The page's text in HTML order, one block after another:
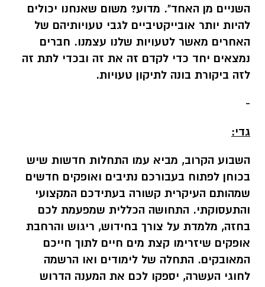
השניים מן האחד". מדוע? משום שאנחנו יכולים
להיות יותר אובייקטיביים לגבי טעויותיהם של
האחרים מאשר לטעויות שלנו עצמנו. חברים
נמצאים יחד כדי לקדם זה את זה ובכדי לתת זה
לזה ביקורת בונה לתיקון טעויות.
-
גדי:
השבוע הקרוב, מביא עמו התחלות חדשות שיש
בכוחן לפתוח בעבורכם נתיבים ואופקים חדשים
שמהותם העיקרית קשורה בעתידכם המקצועי
והתעסוקתי. התחושה הכללית שמפעמת לכם
בחזה, מלמדת על צורך בחידוש, ריגוש והרחבת
אופקים שיזרימו קצת מים חיים לתוך חייכם
המאובקים. התחלה של לימודים ואו הרשמה
לחוגי העשרה, יספקו לכם את המענה הדרוש